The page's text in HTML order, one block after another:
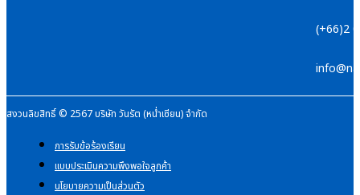
(+66)2
สงวนลิขสิทธิ์ © 2567 บริษัท วันรัต (หน่ำเซียน) จำกัด
การรับข้อร้องเรียน
แบบประเมินความพึงพอใจลูกค้า
นโยบายความเป็นส่วนตัว